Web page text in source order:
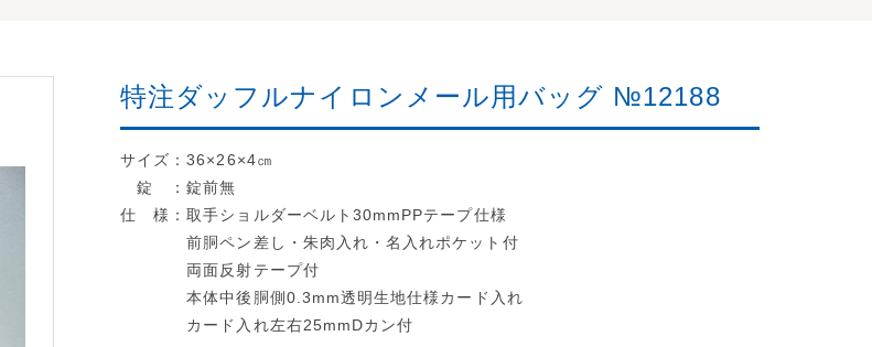
特注ダッフルナイロンメール用バッグ №12188
サイズ：36×26×4㎝
錠 ：錠前無
仕 様：取手ショルダーベルト30mmPPテープ仕様
前胴ペン差し・朱肉入れ・名入れポケット付
両面反射テープ付
本体中後胴側0.3mm透明生地仕様カード入れ
カード入れ左右25mmDカン付